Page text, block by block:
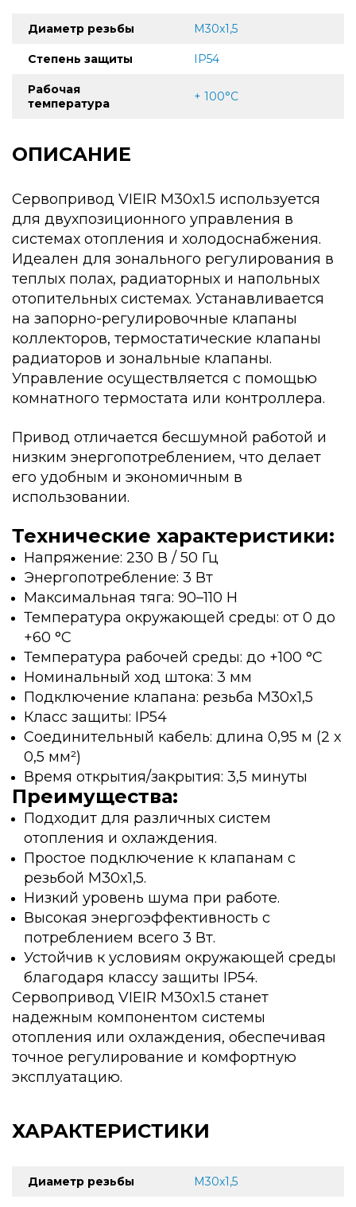
Диаметр резьбы M30x1,5
Степень защиты IP54
Рабочая
температура
+ 100°С
ОПИСАНИЕ
Сервопривод VIEIR M30x1.5 используется
для двухпозиционного управления в
системах отопления и холодоснабжения.
Идеален для зонального регулирования в
теплых полах, радиаторных и напольных
отопительных системах. Устанавливается
на запорно-регулировочные клапаны
коллекторов, термостатические клапаны
радиаторов и зональные клапаны.
Управление осуществляется с помощью
комнатного термостата или контроллера.
Привод отличается бесшумной работой и
низким энергопотреблением, что делает
его удобным и экономичным в
использовании.
Технические характеристики:
Напряжение: 230 В / 50 Гц
Энергопотребление: 3 Вт
Максимальная тяга: 90–110 Н
Температура окружающей среды: от 0 до
+60 °C
Температура рабочей среды: до +100 °C
Номинальный ход штока: 3 мм
Подключение клапана: резьба M30x1,5
Класс защиты: IP54
Соединительный кабель: длина 0,95 м (2 x
0,5 мм²)
Время открытия/закрытия: 3,5 минуты
Преимущества:
Подходит для различных систем
отопления и охлаждения.
Простое подключение к клапанам с
резьбой M30x1,5.
Низкий уровень шума при работе.
Высокая энергоэффективность с
потреблением всего 3 Вт.
Устойчив к условиям окружающей среды
благодаря классу защиты IP54.
Сервопривод VIEIR M30x1.5 станет
надежным компонентом системы
отопления или охлаждения, обеспечивая
точное регулирование и комфортную
эксплуатацию.
ХАРАКТЕРИСТИКИ
Диаметр резьбы M30x1,5